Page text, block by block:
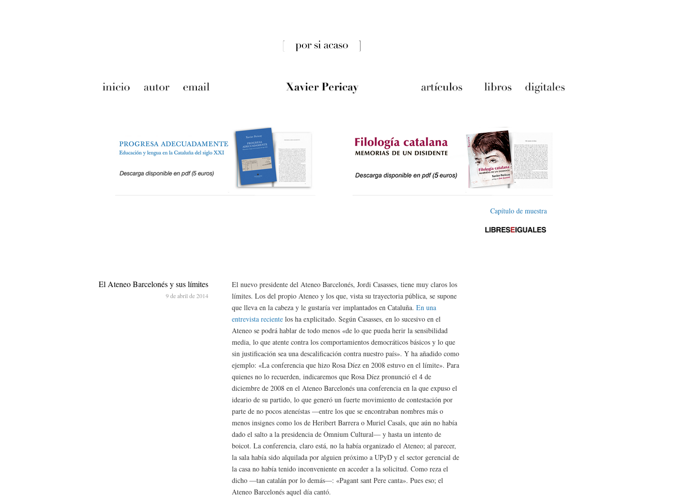
Capítulo de muestra
El nuevo presidente del Ateneo Barcelonés, Jordi Casasses, tiene muy claros los
límites. Los del propio Ateneo y los que, vista su trayectoria pública, se supone
que lleva en la cabeza y le gustaría ver implantados en Cataluña.En una
entrevista reciente los ha explicitado. Según Casasses, en lo sucesivo en el
Ateneo se podrá hablar de todo menos «de lo que pueda herir la sensibilidad
media, lo que atente contra los comportamientos democráticos básicos y lo que
sin justificación sea una descalificación contra nuestro país». Y ha añadido como
ejemplo: «La conferencia que hizo Rosa Díez en 2008 estuvo en el límite». Para
quienes no lo recuerden, indicaremos que Rosa Díez pronunció el 4 de
diciembre de 2008 en el Ateneo Barcelonés una conferencia en la que expuso el
ideario de su partido, lo que generó un fuerte movimiento de contestación por
parte de no pocos ateneístas —entre los que se encontraban nombres más o
menos insignes como los de Heribert Barrera o Muriel Casals, que aún no había
dado el salto a la presidencia de Òmnium Cultural— y hasta un intento de
boicot. La conferencia, claro está, no la había organizado el Ateneo; al parecer,
la sala había sido alquilada por alguien próximo a UPyD y el sector gerencial de
la casa no había tenido inconveniente en acceder a la solicitud. Como reza el
dicho —tan catalán por lo demás—: «Pagant sant Pere canta». Pues eso; el
Ateneo Barcelonés aquel día cantó.
El Ateneo Barcelonés y sus límites
9 de abril de 2014